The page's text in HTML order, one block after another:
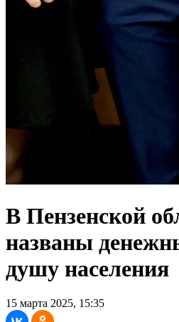
В Пензенской
названы
душу населения
15 марта 2025, 15:35